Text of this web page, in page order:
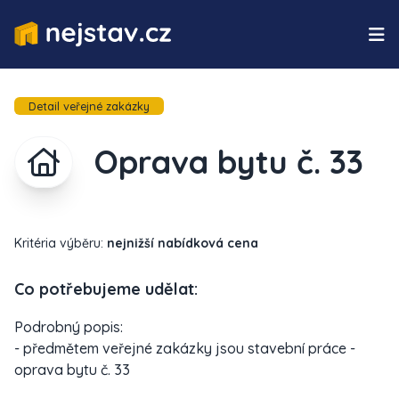
Detail veřejné zakázky
Oprava bytu č. 33
Kritéria výběru: nejnižší nabídková cena
Co potřebujeme udělat:
Podrobný popis:
- předmětem veřejné zakázky jsou stavební práce -
oprava bytu č. 33